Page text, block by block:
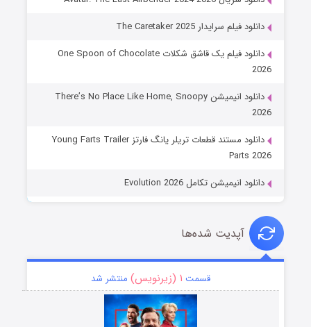
دانلود فیلم سرایدار The Caretaker 2025
دانلود فیلم یک قاشق شکلات One Spoon of Chocolate
2026
دانلود انیمیشن There’s No Place Like Home, Snoopy
2026
دانلود مستند قطعات تریلر یانگ فارتز Young Farts Trailer
Parts 2026
دانلود انیمیشن تکامل Evolution 2026
آپدیت شده‌ها
قسمت ۱ (زیرنویس) منتشر شد